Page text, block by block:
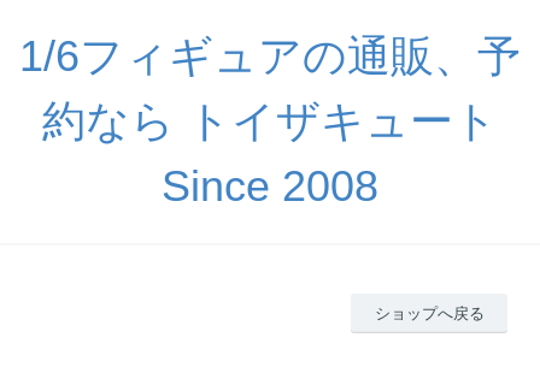
1/6フィギュアの通販、予
約なら トイザキュート
Since 2008
ショップへ戻る